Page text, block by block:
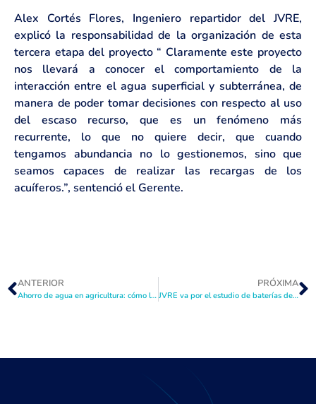
Alex Cortés Flores, Ingeniero repartidor del JVRE,
explicó la responsabilidad de la organización de esta
tercera etapa del proyecto “ Claramente este proyecto
nos llevará a conocer el comportamiento de la
interacción entre el agua superficial y subterránea, de
manera de poder tomar decisiones con respecto al uso
del escaso recurso, que es un fenómeno más
recurrente, lo que no quiere decir, que cuando
tengamos abundancia no lo gestionemos, sino que
seamos capaces de realizar las recargas de los
acuíferos.”, sentenció el Gerente.
ANTERIOR
Ahorro de agua en agricultura: cómo limitar el desperdicio de agua
PRÓXIMA
JVRE va por el estudio de baterías de pozos en la cuenca del Elqui sobre Puclaro para replicar trabajo de los pozos de sequía de Elqui bajo